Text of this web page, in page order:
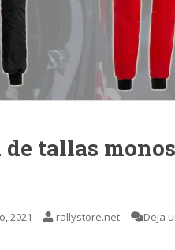
de tallas
2021 rallystore.net Deja